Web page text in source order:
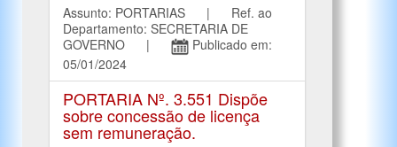
Assunto: PORTARIAS | Ref. ao
Departamento: SECRETARIA DE
GOVERNO |
Publicado em:
05/01/2024
PORTARIA Nº. 3.551 Dispõe
sobre concessão de licença
sem remuneração.